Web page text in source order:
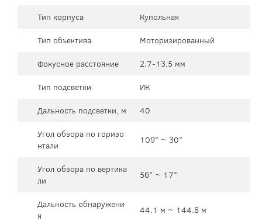
Тип корпуса
Купольная
Тип объектива
Моторизированный
Фокусное расстояние
2.7-13.5 мм
Тип подсветки
ИК
Дальность подсветки, м
40
Угол обзора по горизо
нтали
109° ~ 30°
Угол обзора по вертика
ли
56° ~ 17°
Дальность обнаружени
я
44.1 м ~ 144.8 м